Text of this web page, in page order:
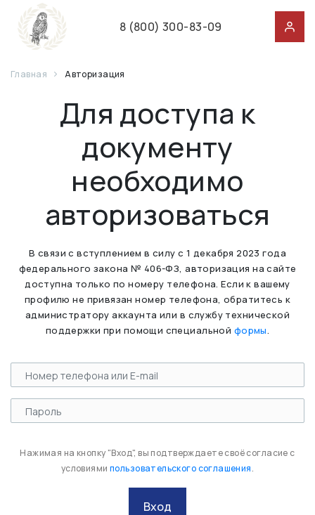
8 (800) 300-83-09
Главная Авторизация
Для доступа к
документу
необходимо
авторизоваться
В связи с вступлением в силу с 1 декабря 2023 года
федерального закона № 406-ФЗ, авторизация на сайте
доступна только по номеру телефона. Если к вашему
профилю не привязан номер телефона, обратитесь к
администратору аккаунта или в службу технической
поддержки при помощи специальной формы.
Нажимая на кнопку "Вход", вы подтверждаете своё согласие с
условиями пользовательского соглашения.
Вход